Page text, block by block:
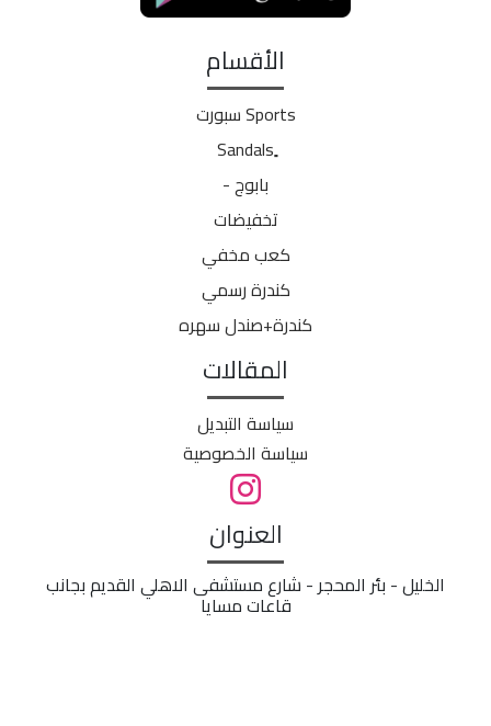
الأقسام
Sports سبورت
بابوج -
تخفيضات
كعب مخفي
كندرة رسمي
كندرة+صندل سهره
المقالات
سياسة التبديل
سياسة الخصوصية
العنوان
الخليل - بئر المحجر - شارع مستشفى الاهلي القديم بجانب
قاعات مسايا